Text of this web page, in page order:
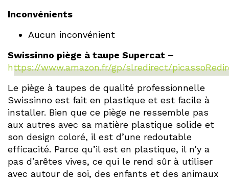
Inconvénients
Aucun inconvénient
Swissinno piège à taupe Supercat –
https://www.amazon.fr/gp/slredirect/
Le piège à taupes de qualité professionnelle
Swissinno est fait en plastique et est facile à
installer. Bien que ce piège ne ressemble pas
aux autres avec sa matière plastique solide et
son design coloré, il est d’une redoutable
efficacité. Parce qu’il est en plastique, il n’y a
pas d’arêtes vives, ce qui le rend sûr à utiliser
avec autour de soi, des enfants et des animaux